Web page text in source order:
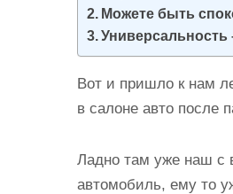
Можете быть
Универсальность
Вот и пришло к нам
в салоне авто после
Ладно там уже наш с
автомобиль, ему то